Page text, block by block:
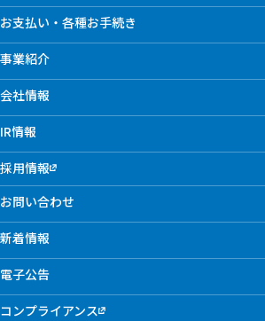
お支払い・各種お手続き
事業紹介
会社情報
IR情報
採用情報
お問い合わせ
新着情報
電子公告
コンプライアンス